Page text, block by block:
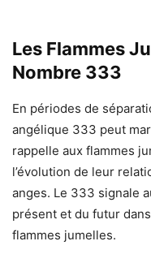
Les Flammes
Nombre 333
En périodes de
angélique 333 peut
rappelle aux flammes
l’évolution de leur
anges. Le 333 signale
présent et du futur
flammes jumelles.